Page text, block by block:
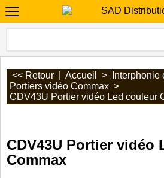
<< Retour Accueil > Interphonie
Portiers vidéo Commax >
CDV43U Portier vidéo Led couleur
CDV43U Portier vidéo
Commax